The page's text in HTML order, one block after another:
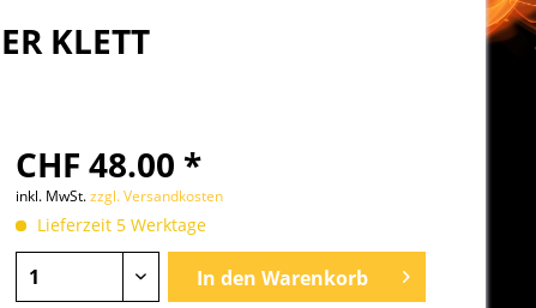
KLETT
CHF 48.00 *
inkl. MwSt.zzgl. Versandkosten
Lieferzeit 5 Werktage
In den Warenkorb